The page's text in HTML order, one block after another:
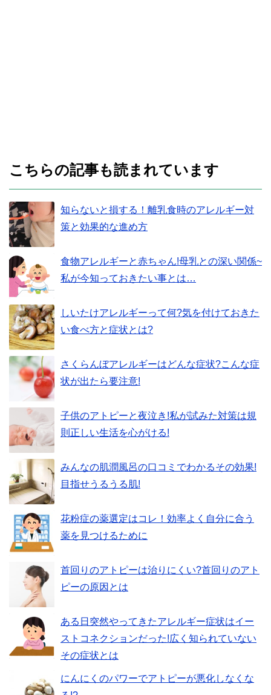
こちらの記事も読まれています
知らないと損する！離乳食時のアレルギー対
策と効果的な進め方
食物アレルギーと赤ちゃん!母乳との深い関係~
私が今知っておきたい事とは…
しいたけアレルギーって何?気を付けておきた
い食べ方と症状とは?
さくらんぼアレルギーはどんな症状?こんな症
状が出たら要注意!
子供のアトピーと夜泣き!私が試みた対策は規
則正しい生活を心がける!
みんなの肌潤風呂の口コミでわかるその効果!
目指せうるうる肌!
花粉症の薬選定はコレ！効率よく自分に合う
薬を見つけるために
首回りのアトピーは治りにくい?首回りのアト
ピーの原因とは
ある日突然やってきたアレルギー症状はイー
ストコネクションだった!広く知られていない
その症状とは
にんにくのパワーでアトピーが悪化しなくな